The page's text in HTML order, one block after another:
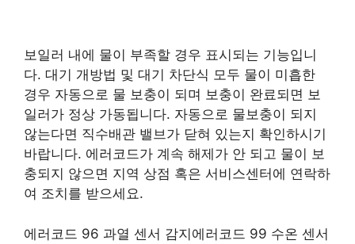
보일러 내에 물이 부족할 경우 표시되는 기능입니
다. 대기 개방법 및 대기 차단식 모두 물이 미흡한
경우 자동으로 물 보충이 되며 보충이 완료되면 보
일러가 정상 가동됩니다. 자동으로 물보충이 되지
않는다면 직수배관 밸브가 닫혀 있는지 확인하시기
바랍니다. 에러코드가 계속 해제가 안 되고 물이 보
충되지 않으면 지역 상점 혹은 서비스센터에 연락하
여 조치를 받으세요.
에러코드 96 과열 센서 감지에러코드 99 수온 센서